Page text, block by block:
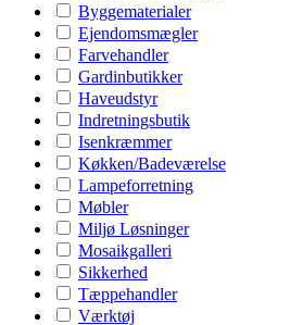
Byggematerialer
Ejendomsmægler
Farvehandler
Gardinbutikker
Haveudstyr
Indretningsbutik
Isenkræmmer
Køkken/Badeværelse
Lampeforretning
Møbler
Miljø Løsninger
Mosaikgalleri
Sikkerhed
Tæppehandler
Værktøj